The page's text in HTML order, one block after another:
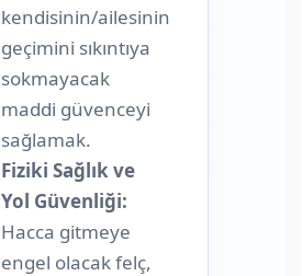
kendisinin/ailesinin
geçimini sıkıntıya
sokmayacak
maddi güvenceyi
sağlamak.
Fiziki Sağlık ve
Yol Güvenliği:
Hacca gitmeye
engel olacak felç,